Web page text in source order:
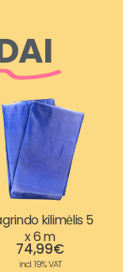
kilimėlis 5
x 6 m
74,99€
incl. 19% VAT